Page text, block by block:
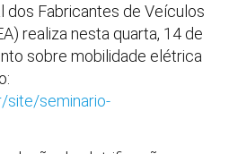
dos Fabricantes de Veículos
realiza nesta quarta, 14 de
sobre mobilidade elétrica
site/seminario-